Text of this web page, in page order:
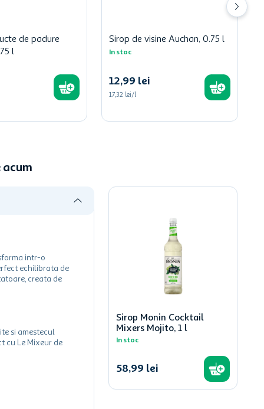
de padure
l
Sirop de visine Auchan, 0.75 l
In stoc
12,99 lei
17,32 lei/l
acum
intr-o
echilibrata de
creata de
si amestecul
cu Le Mixeur de
Sirop Monin Cocktail
Mixers Mojito, 1 l
In stoc
58,99 lei